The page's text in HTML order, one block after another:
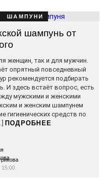
ШАМПУНИ
шампунь от
женщин, так и для мужчин.
опрятный повседневный
рекомендуется подбирать
И здесь встаёт вопрос, есть
мужскими и женскими
и женским шампунем
гигиенических средств по
ПОДРОБНЕЕ
15:00